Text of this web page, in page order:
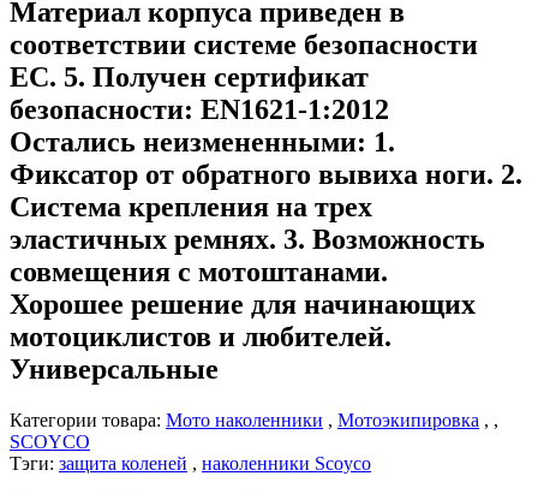
Материал корпуса приведен в
соответствии системе безопасности
ЕC. 5. Получен сертификат
безопасности: EN1621-1:2012
Остались неизмененными: 1.
Фиксатор от обратного вывиха ноги. 2.
Система крепления на трех
эластичных ремнях. 3. Возможность
совмещения с мотоштанами.
Хорошее решение для начинающих
мотоциклистов и любителей.
Универсальные
Категории товара: Мото наколенники , Мотоэкипировка , ,
SCOYCO
Тэги: защита коленей , наколенники Scoyco